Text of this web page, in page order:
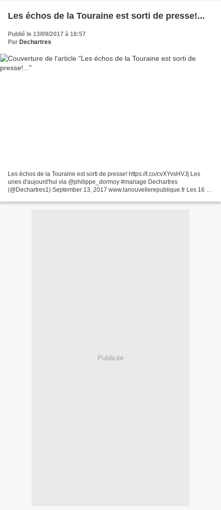
Les échos de la Touraine est sorti de presse!...
Publié le 13/09/2017 à 18:57
Par Dechartres
Les échos de la Touraine est sorti de presse! https://t.co/cvXYvsHVJj Les
unes d'aujourd'hui via @philippe_dormoy #mariage Dechartres
(@Dechartres1) September 13, 2017 www.lanouvellerepublique.fr Les 16 et
Publicité